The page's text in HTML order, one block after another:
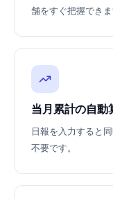
舗をすぐ把握できま
当月累計の自動
日報を入力すると
不要です。